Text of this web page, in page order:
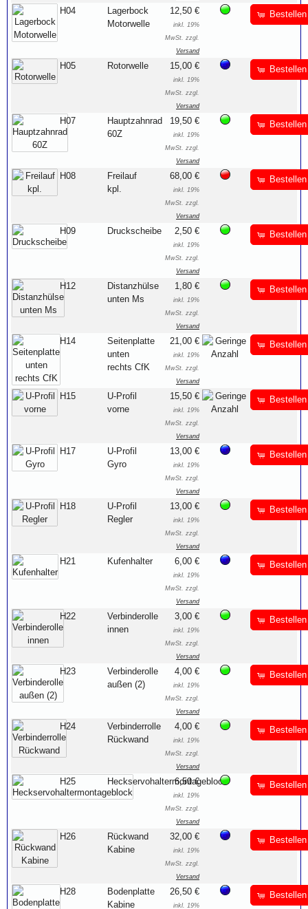
H04
Lagerbock
Motorwelle
12,50 €
inkl. 19%
MwSt. zzgl.
Versand
Bestellen
H05 Rotorwelle 15,00 €
inkl. 19%
MwSt. zzgl.
Versand
Bestellen
H07
Hauptzahnrad
60Z
19,50 €
inkl. 19%
MwSt. zzgl.
Versand
Bestellen
H08
Freilauf
kpl.
68,00 €
inkl. 19%
MwSt. zzgl.
Versand
Bestellen
H09 Druckscheibe 2,50 €
inkl. 19%
MwSt. zzgl.
Versand
Bestellen
H12
Distanzhülse
unten Ms
1,80 €
inkl. 19%
MwSt. zzgl.
Versand
Bestellen
H14
Seitenplatte
unten
rechts CfK
21,00 €
inkl. 19%
MwSt. zzgl.
Versand
Bestellen
H15
U-Profil
vorne
15,50 €
inkl. 19%
MwSt. zzgl.
Versand
Bestellen
H17
U-Profil
Gyro
13,00 €
inkl. 19%
MwSt. zzgl.
Versand
Bestellen
H18
U-Profil
Regler
13,00 €
inkl. 19%
MwSt. zzgl.
Versand
Bestellen
H21 Kufenhalter 6,00 €
inkl. 19%
MwSt. zzgl.
Versand
Bestellen
H22
Verbinderolle
innen
3,00 €
inkl. 19%
MwSt. zzgl.
Versand
Bestellen
H23
Verbinderolle
außen (2)
4,00 €
inkl. 19%
MwSt. zzgl.
Versand
Bestellen
H24
Verbinderrolle
Rückwand
4,00 €
inkl. 19%
MwSt. zzgl.
Versand
Bestellen
H25 Heckservohaltermontageblock
6,50 €
inkl. 19%
MwSt. zzgl.
Versand
Bestellen
H26
Rückwand
Kabine
32,00 €
inkl. 19%
MwSt. zzgl.
Versand
Bestellen
H28
Bodenplatte
Kabine
26,50 €
inkl. 19%
Bestellen